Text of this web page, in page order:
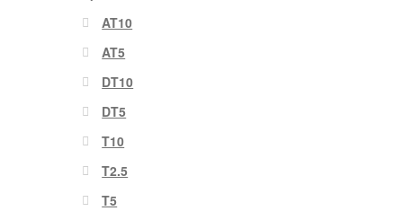
AT10
AT5
DT10
DT5
T10
T2.5
T5